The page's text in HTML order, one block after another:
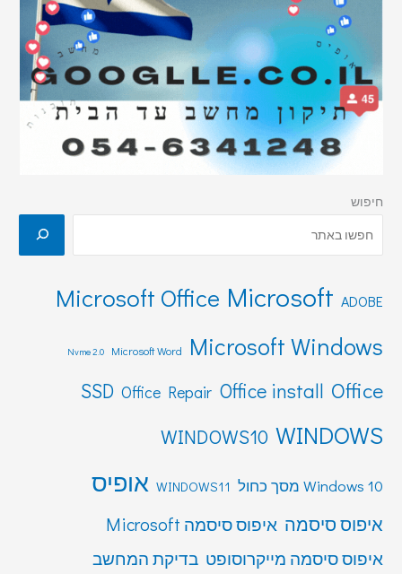
חיפוש
ADOBE
Microsoft
Microsoft Office
Microsoft Windows
Microsoft Word
Nvme 2.0
Office
Office install
Office Repair
SSD
WINDOWS
WINDOWS10
Windows 10 מסך כחול WINDOWS11 אופיס
איפוס סיסמה איפוס סיסמה Microsoft
איפוס סיסמה מייקרוסופט בדיקת המחשב